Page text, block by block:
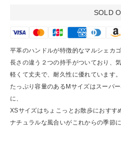
特集
ご利用ガイド
ショップリスト
SOLD
平革のハンドルが特徴的なマルシェカゴ
長さの違う２つの持手がついており、
軽くて丈夫で、耐久性に優れています。
たっぷり容量のあるMサイズはスーパ
に、
XSサイズはちょこっとお散歩におすす
ナチュラルな風合いがこれからの季節